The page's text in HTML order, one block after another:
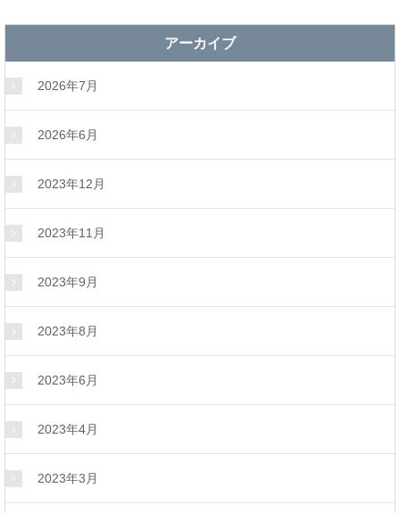
アーカイブ
2026年7月
2026年6月
2023年12月
2023年11月
2023年9月
2023年8月
2023年6月
2023年4月
2023年3月